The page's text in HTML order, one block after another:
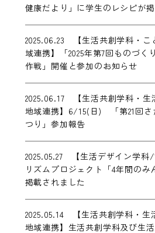
健康だより」に学生のレシピが
2025.06.23 【生活共創学科・
域連携】「2025年第7回ものづく
作戦」開催と参加のお知らせ
2025.06.17 【生活共創学科・生
地域連携】6/15(日) 「第21回さ
つり」参加報告
2025.05.27 【生活デザイン学科
リズムプロジェクト「4年間のみ
掲載されました
2025.05.14 【生活共創学科・生
地域連携】生活共創学科及び生